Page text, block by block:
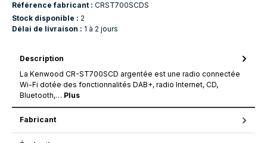
Référence fabricant : CRST700SCDS
Stock disponible : 2
Délai de livraison : 1 à 2 jours
Description
La Kenwood CR-ST700SCD argentée est une radio connectée
Wi-Fi dotée des fonctionnalités DAB+, radio Internet, CD,
Bluetooth,… Plus
Fabricant